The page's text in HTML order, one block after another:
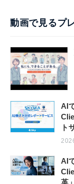
動画で見るプ
AI
ト
AI